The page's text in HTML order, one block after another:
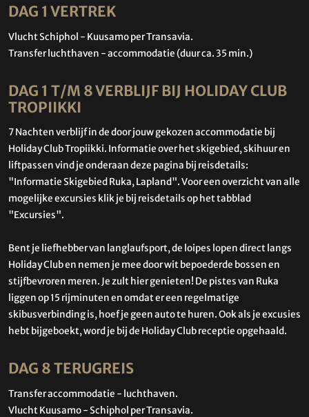
DAG 1 VERTREK
Vlucht Schiphol - Kuusamo per Transavia.
Transfer luchthaven - accommodatie (duur ca. 35 min.)
DAG 1 T/M 8 VERBLIJF BIJ HOLIDAY CLUB
TROPIIKKI
7 Nachten verblijf in de door jouw gekozen accommodatie bij
Holiday Club Tropiikki. Informatie over het skigebied, skihuur en
liftpassen vind je onderaan deze pagina bij reisdetails:
"Informatie Skigebied Ruka, Lapland". Voor een overzicht van alle
mogelijke excursies klik je bij reisdetails op het tabblad
"Excursies".
Bent je liefhebber van langlaufsport, de loipes lopen direct langs
Holiday Club en nemen je mee door wit bepoederde bossen en
stijfbevroren meren. Je zult hier genieten! De pistes van Ruka
liggen op 15 rijminuten en omdat er een regelmatige
skibusverbinding is, hoef je geen auto te huren. Ook als je excusies
hebt bijgeboekt, word je bij de Holiday Club receptie opgehaald.
DAG 8 TERUGREIS
Transfer accommodatie - luchthaven.
Vlucht Kuusamo - Schiphol per Transavia.